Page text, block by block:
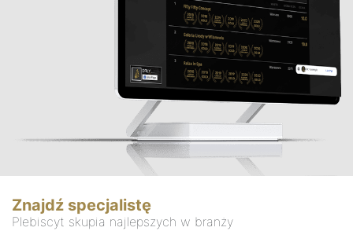
Znajdź specjalistę
Plebiscyt skupia najlepszych w branży